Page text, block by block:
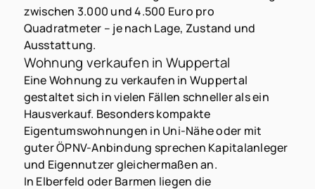
zwischen 3.000 und 4.500 Euro pro
Quadratmeter – je nach Lage, Zustand und
Ausstattung.
Wohnung verkaufen in Wuppertal
Eine Wohnung zu verkaufen in Wuppertal
gestaltet sich in vielen Fällen schneller als ein
Hausverkauf. Besonders kompakte
Eigentumswohnungen in Uni-Nähe oder mit
guter ÖPNV-Anbindung sprechen Kapitalanleger
und Eigennutzer gleichermaßen an.
In Elberfeld oder Barmen liegen die